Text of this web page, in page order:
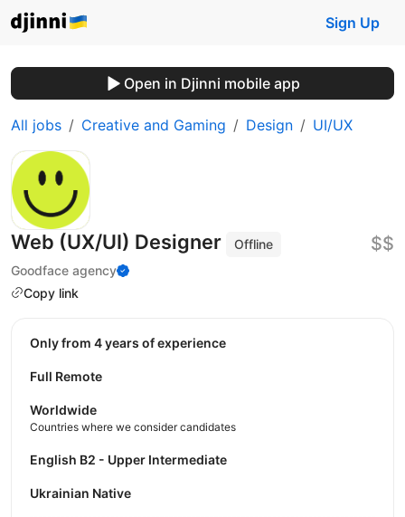
Sign Up
Open in Djinni mobile app
All jobs Creative and Gaming Design UI/UX
Web (UX/UI) Designer
Offline
Goodface agency
Copy link
$$
Only from 4 years of experience
Full Remote
Worldwide
Countries where we consider candidates
English B2 - Upper Intermediate
Ukrainian Native